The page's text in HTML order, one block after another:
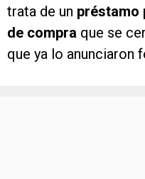
trata de un préstamo
de compra que se
que ya lo anunciaron